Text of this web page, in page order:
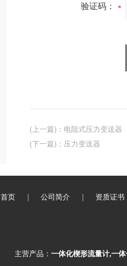
验证码：
(上一篇) ： 电阻式压力变送器
(下一篇) ： 压力变送器
首页 公司简介 资质证书
主营产品：一体化楔形流量计,一